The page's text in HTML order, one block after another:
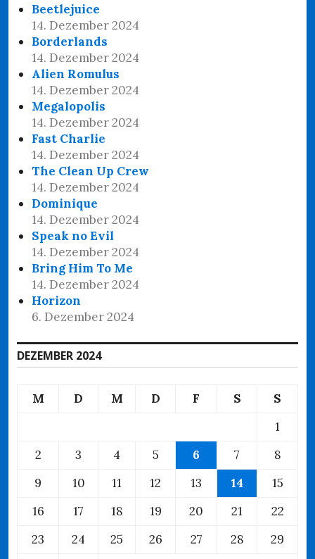
Beetlejuice
14. Dezember 2024
Borderlands
14. Dezember 2024
Alien Romulus
14. Dezember 2024
Megalopolis
14. Dezember 2024
Fast Charlie
14. Dezember 2024
The Clean Up Crew
14. Dezember 2024
Dominique
14. Dezember 2024
Speak no Evil
14. Dezember 2024
Bring Him To Me
14. Dezember 2024
Horizon
6. Dezember 2024
DEZEMBER 2024
M D M D F S
S
1
2
3 4 5 6 7
8
9
10 11 12 13 14
15
16
17 18 19 20 21
22
23
24 25 26 27 28 29